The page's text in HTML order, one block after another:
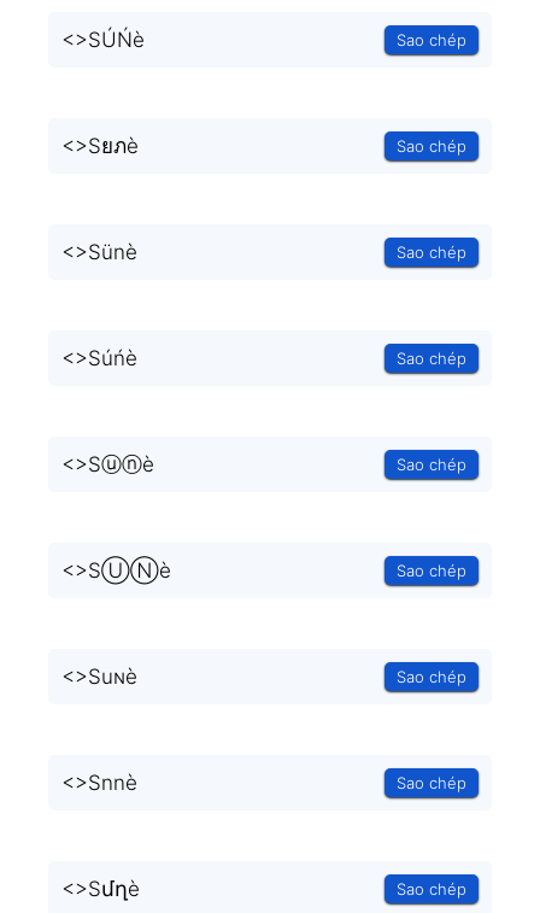
<>SÚŃè Sao chép
<>Sยภè Sao chép
<>Sünè Sao chép
<>Súńè Sao chép
<>Sⓤⓝè Sao chép
<>SⓊⓃè Sao chép
<>Suɴè Sao chép
<>Snnè Sao chép
<>Sմղè Sao chép